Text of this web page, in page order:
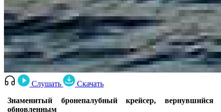
Слушать
Скачать
Знаменитый бронепалубный крейсер, вернувшийся
обновленным